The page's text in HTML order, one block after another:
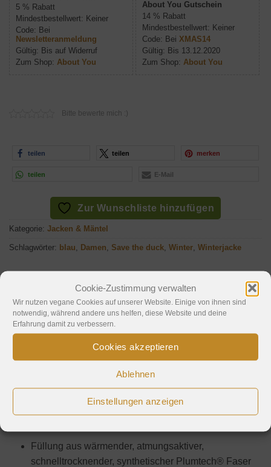
Cookie-Zustimmung verwalten
Wir nutzen vegane Cookies auf unserer Website. Einige von ihnen sind
notwendig, während andere uns helfen, diese Website und deine
Erfahrung damit zu verbessern.
Cookies akzeptieren
Ablehnen
Einstellungen anzeigen
5 % Rabatt
Mindestbestellwert: Keiner
Code: Bei
Newsletteranmeldung
Gültig: Bis auf Widerruf
Zum Shop: About You
About You Gutschein
14 % Rabatt
Mindestbestellwert: Keiner
Code: Bei XMAS14
Gültig: Bis 13.12.2020
Zum Shop: About You
Bitte bewerte mich :)
teilen teilen merken
teilen E-Mail
Zur Wunschliste hinzufügen
Kategorie: Jacken & Mäntel
Schlagwörter: blau, Damen, Save the duck, Winter, Winterjacke
Beschreibung
Funktional, nachhaltig, modisch. Save the Duck präsentiert
mit der Jacke Iris ein weiteres Modell, das zu 100% frei von
tierischen Bestandteilen ist. Dank Plumtech®- Technologie
ist sie leicht, atmungsaktiv, wärmend und schnelltrocknend.
Füllung aus wärmender, atmungsaktiver,
schnelltrocknender, synthetischer Plumtech® Faser